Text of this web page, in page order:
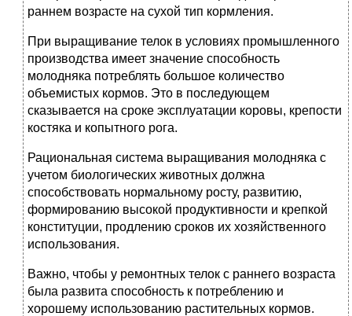
раннем возрасте на сухой тип кормления.
При выращивание телок в условиях промышленного
производства имеет значение способность
молодняка потреблять большое количество
объемистых кормов. Это в последующем
сказывается на сроке эксплуатации коровы, крепости
костяка и копытного рога.
Рациональная система выращивания молодняка с
учетом биологических животных должна
способствовать нормальному росту, развитию,
формированию высокой продуктивности и крепкой
конституции, продлению сроков их хозяйственного
использования.
Важно, чтобы у ремонтных телок с раннего возраста
была развита способность к потреблению и
хорошему использованию растительных кормов.